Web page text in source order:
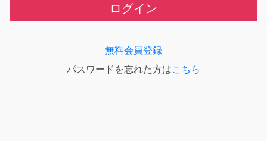
ログイン
無料会員登録
パスワードを忘れた方はこちら